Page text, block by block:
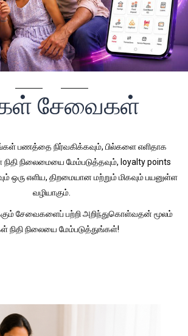
சேவைகள்
பணத்தை நிர்வகிக்கவும், பில்களை எளிதாக
நிலைமையை மேம்படுத்தவும், loyalty points
எளிய, திறமையான மற்றும் மிகவும் பயனுள்ள
வழியாகும்.
சேவைகளைப் பற்றி அறிந்துகொள்வதன் மூலம்
நிதி நிலையை மேம்படுத்துங்கள்!